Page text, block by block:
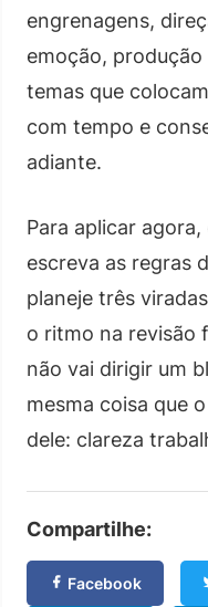
engrenagens,
emoção,
temas que
com tempo e
adiante.
Para aplicar
escreva as regras
planeje três
o ritmo na revisão
não vai dirigir um
mesma coisa que
dele: clareza
Compartilhe:
Facebook